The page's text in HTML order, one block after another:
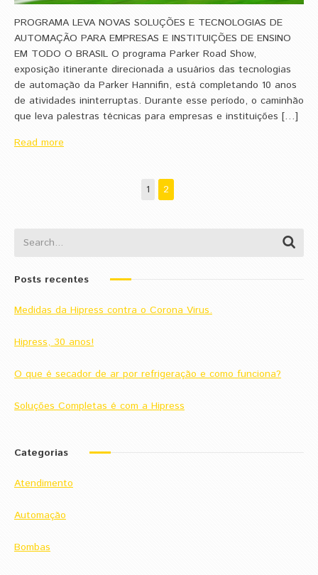
PROGRAMA LEVA NOVAS SOLUÇÕES E TECNOLOGIAS DE
AUTOMAÇÃO PARA EMPRESAS E INSTITUIÇÕES DE ENSINO
EM TODO O BRASIL O programa Parker Road Show,
exposição itinerante direcionada a usuários das tecnologias
de automação da Parker Hannifin, está completando 10 anos
de atividades ininterruptas. Durante esse período, o caminhão
que leva palestras técnicas para empresas e instituições […]
Read more
1 2
Posts recentes
Medidas da Hipress contra o Corona Virus.
Hipress, 30 anos!
O que é secador de ar por refrigeração e como funciona?
Soluções Completas é com a Hipress
Categorias
Atendimento
Automação
Bombas